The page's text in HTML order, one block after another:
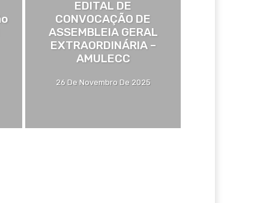
EDITAL DE
CONVOCAÇÃO DE
ASSEMBLEIA GERAL
EXTRAORDINÁRIA –
AMULECC
26 De Novembro De 2025